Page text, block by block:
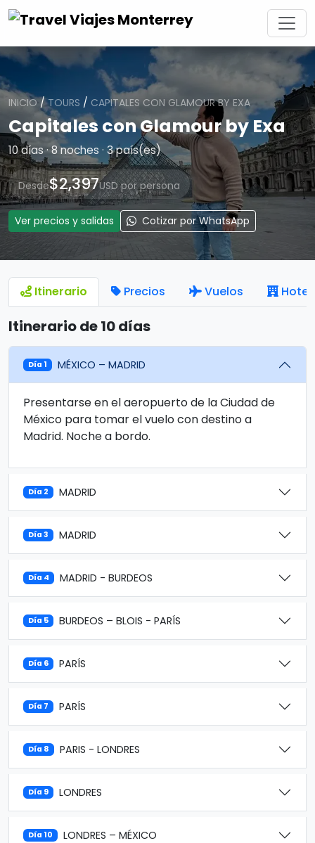
INICIO /TOURS / CAPITALES CON GLAMOUR BY EXA
Capitales con Glamour by Exa
10 días · 8 noches · 3 país(es)
Desde$2,397USD por persona
Ver precios y salidas Cotizar por WhatsApp
Itinerario Precios Vuelos
Itinerario de 10 días
Día 1 MÉXICO – MADRID
Presentarse en el aeropuerto de la Ciudad de
México para tomar el vuelo con destino a
Madrid. Noche a bordo.
Día 2 MADRID
Día 3 MADRID
Día 4 MADRID - BURDEOS
Día 5 BURDEOS – BLOIS - PARÍS
Día 6 PARÍS
Día 7 PARÍS
Día 8 PARIS - LONDRES
Día 9 LONDRES
Día 10 LONDRES – MÉXICO